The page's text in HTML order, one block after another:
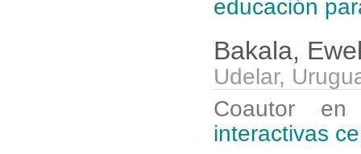
educación
Bakala,
Udelar,
Coautor
interactivas